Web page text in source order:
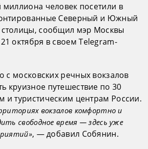
человек посетили в
Северный и Южный
сообщил мэр Москвы
октября в своем Telegram-
с московских речных вокзалов
круизное путешествие по 30
и туристическим центрам России.
вокзалов комфортно и
свободное время — здесь уже
, — добавил Собянин.